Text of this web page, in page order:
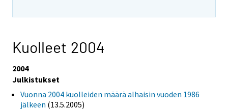
Kuolleet 2004
2004
Julkistukset
Vuonna 2004 kuolleiden määrä alhaisin vuoden 1986
jälkeen (13.5.2005)